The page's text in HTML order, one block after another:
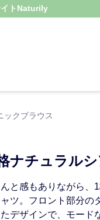
ト Naturily
ックブラウス
ナチュラル
と感もありながら、
ツ。フロント部分の
たデザインで、モード